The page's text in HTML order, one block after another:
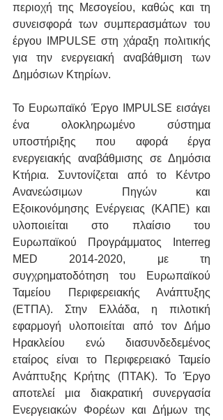
περιοχή της Μεσογείου, καθώς και τη
συνεισφορά των συμπερασμάτων του
έργου IMPULSE στη χάραξη πολιτικής
για την ενεργειακή αναβάθμιση των
Δημόσιων Κτηρίων.
Το Ευρωπαϊκό Έργο IMPULSE εισάγει
ένα ολοκληρωμένο σύστημα
υποστήριξης που αφορά έργα
ενεργειακής αναβάθμισης σε Δημόσια
Κτήρια. Συντονίζεται από το Κέντρο
Ανανεώσιμων Πηγών και
Εξοικονόμησης Ενέργειας (ΚΑΠΕ) και
υλοποιείται στο πλαίσιο του
Ευρωπαϊκού Προγράμματος Interreg
MED 2014-2020, με τη
συγχρηματοδότηση του Ευρωπαϊκού
Ταμείου Περιφερειακής Ανάπτυξης
(ΕΤΠΑ). Στην Ελλάδα, η πιλοτική
εφαρμογή υλοποιείται από τον Δήμο
Ηρακλείου ενώ διασυνδεδεμένος
εταίρος είναι το Περιφερειακό Ταμείο
Ανάπτυξης Κρήτης (ΠΤΑΚ). Το Έργο
αποτελεί μια διακρατική συνεργασία
Ενεργειακών Φορέων και Δήμων της